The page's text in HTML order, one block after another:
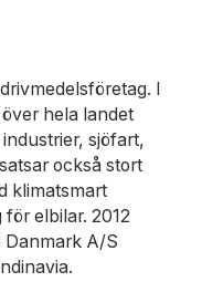
I
hela landet
sjöfart,
också stort
klimatsmart
elbilar. 2012
Danmark A/S